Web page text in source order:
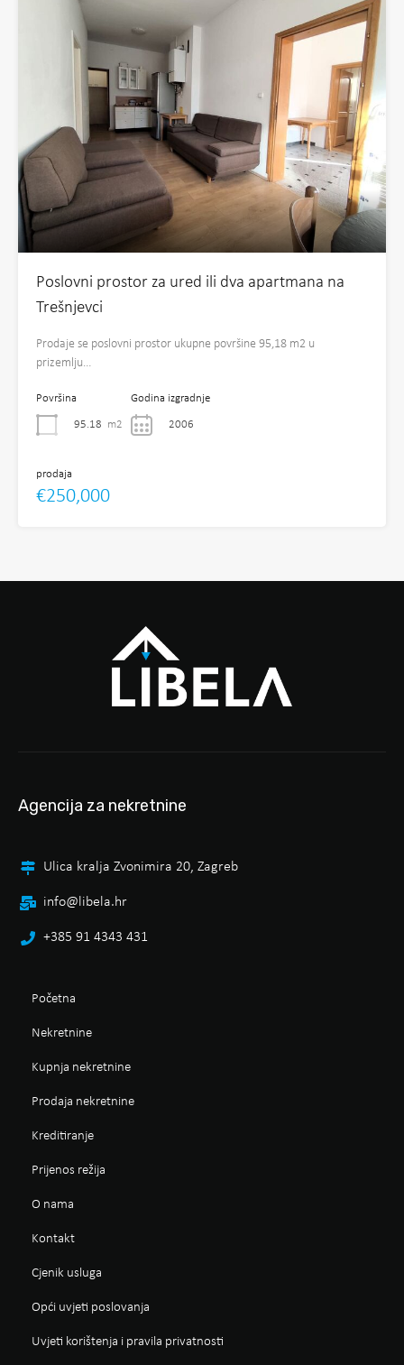
Poslovni prostor za ured ili dva apartmana na
Trešnjevci
Prodaje se poslovni prostor ukupne površine 95,18 m2 u
prizemlju…
Površina
95.18 m2
Godina izgradnje
2006
prodaja
€250,000
Agencija za nekretnine
Ulica kralja Zvonimira 20, Zagreb
info@libela.hr
+385 91 4343 431
Početna
Nekretnine
Kupnja nekretnine
Prodaja nekretnine
Kreditiranje
Prijenos režija
O nama
Kontakt
Cjenik usluga
Opći uvjeti poslovanja
Uvjeti korištenja i pravila privatnosti